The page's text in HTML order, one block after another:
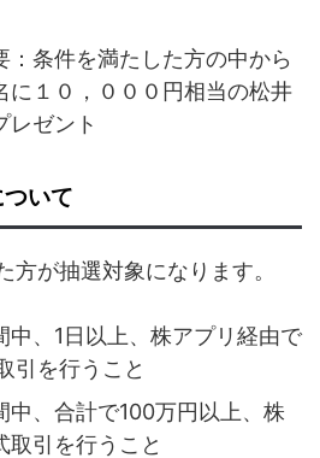
：条件を満たした方の中から
に１０，０００円相当の松井
レゼント
いて
方が抽選対象になります。
中、1日以上、株アプリ経由で
引を行うこと
中、合計で100万円以上、株
取引を行うこと